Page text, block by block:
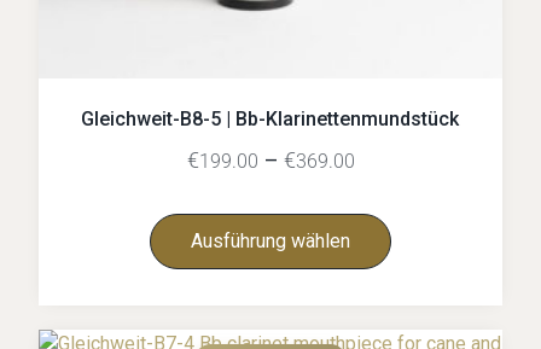
Gleichweit-B8-5 | Bb-Klarinettenmundstück
€199.00 – €369.00
Ausführung wählen